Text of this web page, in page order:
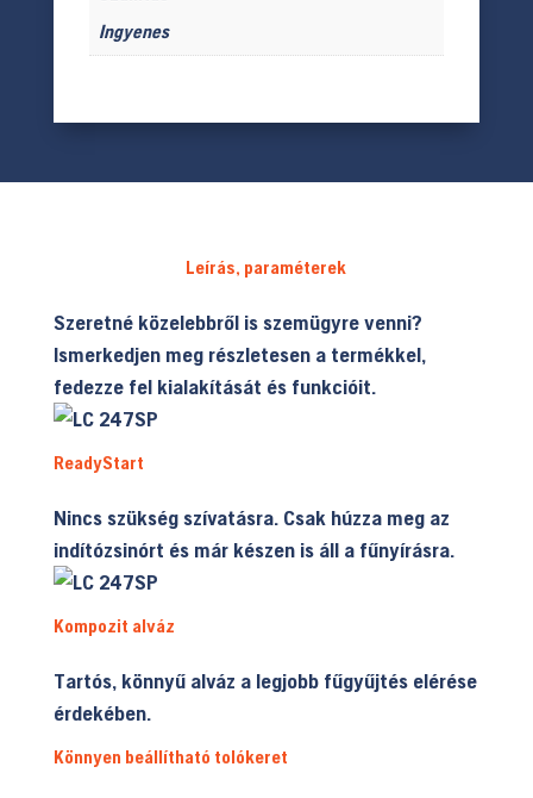
Ingyenes
Leírás, paraméterek
Szeretné közelebbről is szemügyre venni?
Ismerkedjen meg részletesen a termékkel,
fedezze fel kialakítását és funkcióit.
ReadyStart
Nincs szükség szívatásra. Csak húzza meg az
indítózsinórt és már készen is áll a fűnyírásra.
Kompozit alváz
Tartós, könnyű alváz a legjobb fűgyűjtés elérése
érdekében.
Könnyen beállítható tolókeret